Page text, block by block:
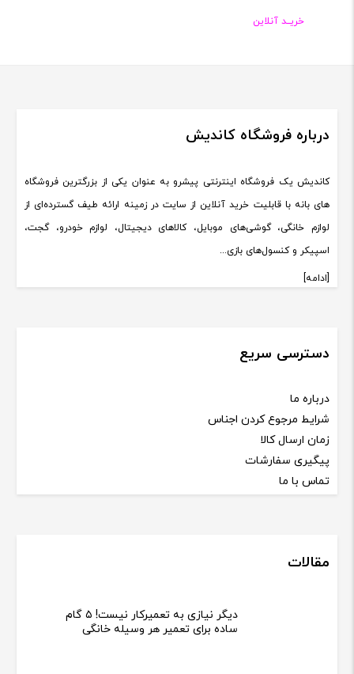
خریــد آنلاین
درباره فروشگاه کاندیش
کاندیش یک فروشگاه اینترنتی پیشرو به عنوان یکی از بزرگترین فروشگاه
های بانه با قابلیت خرید آنلاین از سایت در زمینه ارائه طیف گسترده‌ای از
لوازم خانگی، گوشی‌های موبایل، کالاهای دیجیتال، لوازم خودرو، گجت،
اسپیکر و کنسول‌های بازی...
[ادامه]
دسترسی سریع
درباره ما
شرایط مرجوع کردن اجناس
زمان ارسال کالا
پیگیری سفارشات
تماس با ما
مقالات
دیگر نیازی به تعمیرکار نیست! ۵ گام
ساده برای تعمیر هر وسیله خانگی